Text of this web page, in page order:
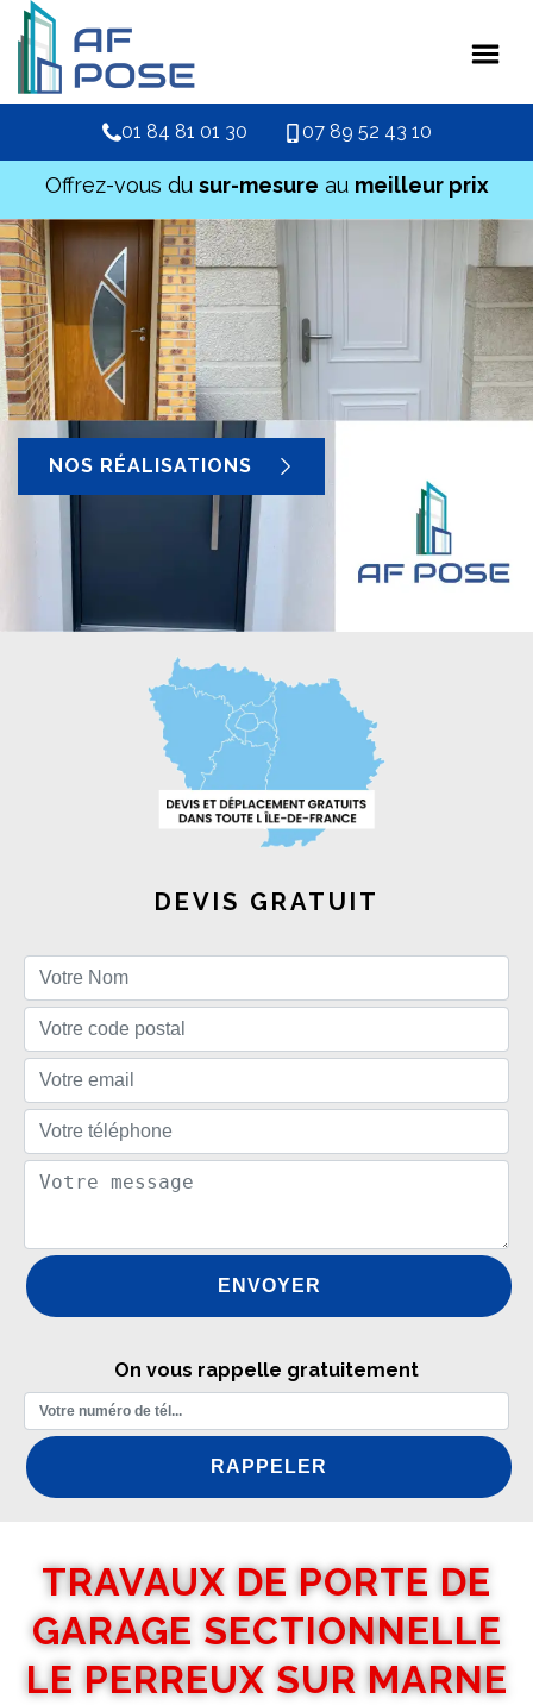
01 84 81 01 30 07 89 52 43 10
Offrez-vous du sur-mesure au meilleur prix
NOS RÉALISATIONS
DEVIS GRATUIT
On vous rappelle gratuitement
TRAVAUX DE PORTE DE
GARAGE SECTIONNELLE
LE PERREUX SUR MARNE